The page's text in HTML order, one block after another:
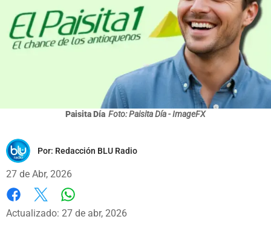
Paisita Día Foto: Paisita Día - ImageFX
Por: Redacción BLU Radio
27 de Abr, 2026
Facebook
X
Actualizado: 27 de abr, 2026